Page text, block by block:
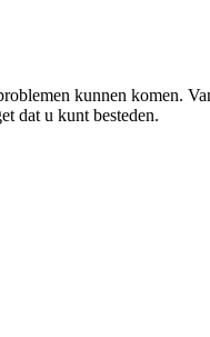
kunnen komen.
dat u kunt besteden.